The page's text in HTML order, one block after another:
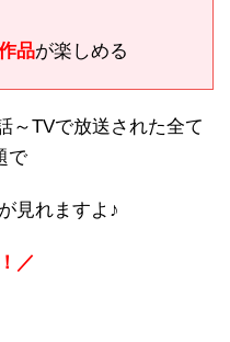
品が楽しめる
～TVで放送された全て
で
見れますよ♪
／